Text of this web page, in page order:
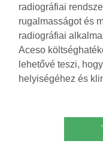
radiográfiai
rugalmasságot és
radiográfiai
Aceso
lehetővé teszi,
helyiségéhez és